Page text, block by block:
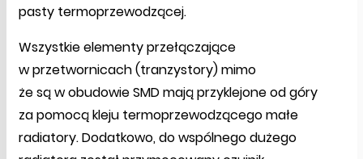
pasty termoprzewodzącej.
Wszystkie elementy przełączające
w przetwornicach (tranzystory) mimo
że są w obudowie SMD mają przyklejone od góry
za pomocą kleju termoprzewodzącego małe
radiatory. Dodatkowo, do wspólnego dużego